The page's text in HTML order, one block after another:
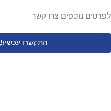
לפרטים נוספים צרו קשר
התקשרו עכשיו!